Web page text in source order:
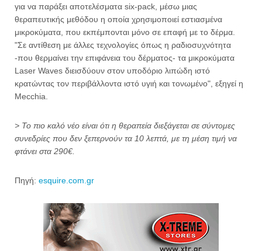
για να παράξει αποτελέσματα six-pack, μέσω μιας
θεραπευτικής μεθόδου η οποία χρησιμοποιεί εστιασμένα
μικροκύματα, που εκπέμπονται μόνο σε επαφή με το δέρμα.
"Σε αντίθεση με άλλες τεχνολογίες όπως η ραδιοσυχνότητα
-που θερμαίνει την επιφάνεια του δέρματος- τα μικροκύματα
Laser Waves διεισδύουν στον υποδόριο λιπώδη ιστό
κρατώντας τον περιβάλλοντα ιστό υγιή και τονωμένο", εξηγεί η
Mecchia.
> Το πιο καλό νέο είναι ότι η θεραπεία διεξάγεται σε σύντομες
συνεδρίες που δεν ξεπερνούν τα 10 λεπτά, με τη μέση τιμή να
φτάνει στα 290€.
Πηγή: esquire.com.gr